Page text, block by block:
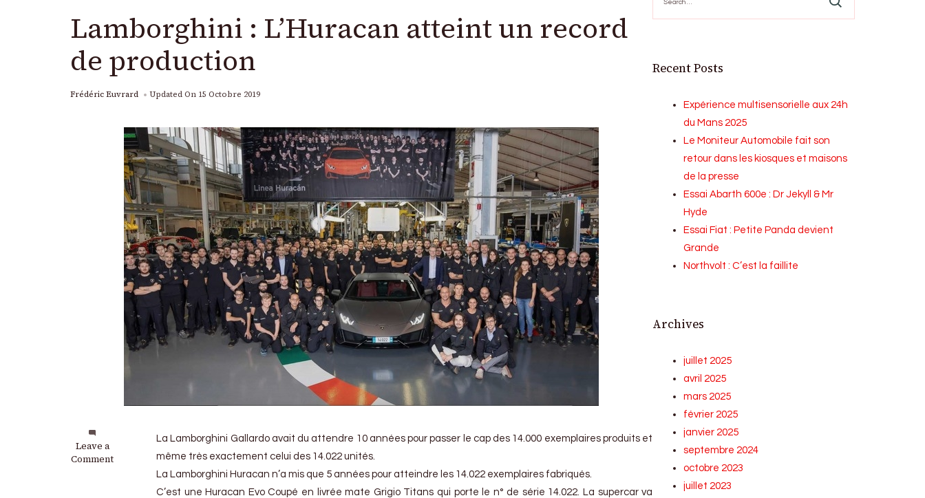
Lamborghini : L’Huracan atteint un record
de production
Frédéric Euvrard Updated On 15 Octobre 2019
Leave a
Comment
on
Lamborghini
La Lamborghini Gallardo avait du attendre 10 années pour passer le cap des 14.000 exemplaires produits et
même très exactement celui des 14.022 unités.
La Lamborghini Huracan n’a mis que 5 années pour atteindre les 14.022 exemplaires fabriqués.
C’est une Huracan Evo Coupé en livrée mate Grigio Titans qui porte le n° de série 14.022. La supercar va
Recent Posts
Expérience multisensorielle aux 24h
du Mans 2025
Le Moniteur Automobile fait son
retour dans les kiosques et maisons
de la presse
Essai Abarth 600e : Dr Jekyll & Mr
Hyde
Essai Fiat : Petite Panda devient
Grande
Northvolt : C’est la faillite
Archives
juillet 2025
avril 2025
mars 2025
février 2025
janvier 2025
septembre 2024
octobre 2023
juillet 2023